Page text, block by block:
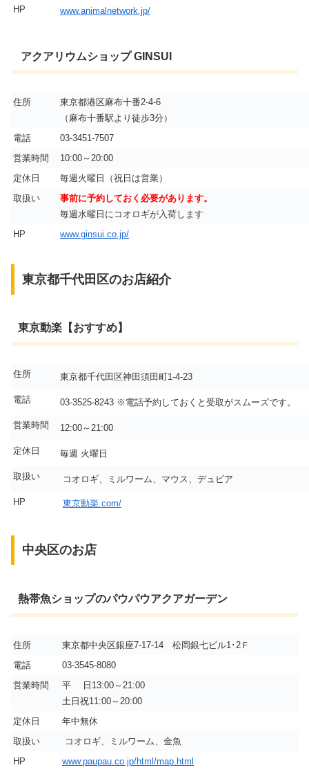
HP www.animalnetwork.jp/
アクアリウムショップ GINSUI
住所
東京都港区麻布十番2-4-6
（麻布十番駅より徒歩3分）
電話
03-3451-7507
営業時間
10:00～20:00
定休日
毎週火曜日（祝日は営業）
取扱い
事前に予約しておく必要があります。
毎週水曜日にコオロギが入荷します
HP
www.ginsui.co.jp/
東京都千代田区のお店紹介
東京動楽【おすすめ】
住所 東京都千代田区神田須田町1-4-23
電話 03-3525-8243 ※電話予約しておくと受取がスムーズです。
営業時間 12:00～21:00
定休日 毎週 火曜日
取扱い コオロギ、ミルワーム、マウス、デュビア
HP 東京動楽.com/
中央区のお店
熱帯魚ショップのパウパウアクアガーデン
住所
東京都中央区銀座7-17-14 松岡銀七ビル1･2Ｆ
電話
03-3545-8080
営業時間
平 日13:00～21:00
土日祝11:00～20:00
定休日
年中無休
取扱い
コオロギ、ミルワーム、金魚
HP
www.paupau.co.jp/html/map.html